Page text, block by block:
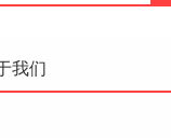
我们